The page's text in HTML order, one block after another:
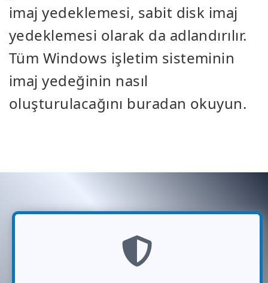
imaj yedeklemesi, sabit disk imaj
yedeklemesi olarak da adlandırılır.
Tüm Windows işletim sisteminin
imaj yedeğinin nasıl
oluşturulacağını buradan okuyun.